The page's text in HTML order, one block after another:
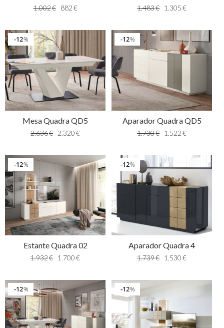
1.002€ 882€ 1.483€ 1.305€
%
12
Mesa Quadra QD5
2.636€ 2.320€
%
12
Aparador Quadra QD5
1.730€ 1.522€
%
12
Estante Quadra 02
1.932€ 1.700€
%
12
Aparador Quadra 4
1.739€ 1.530€
%
12 %
12